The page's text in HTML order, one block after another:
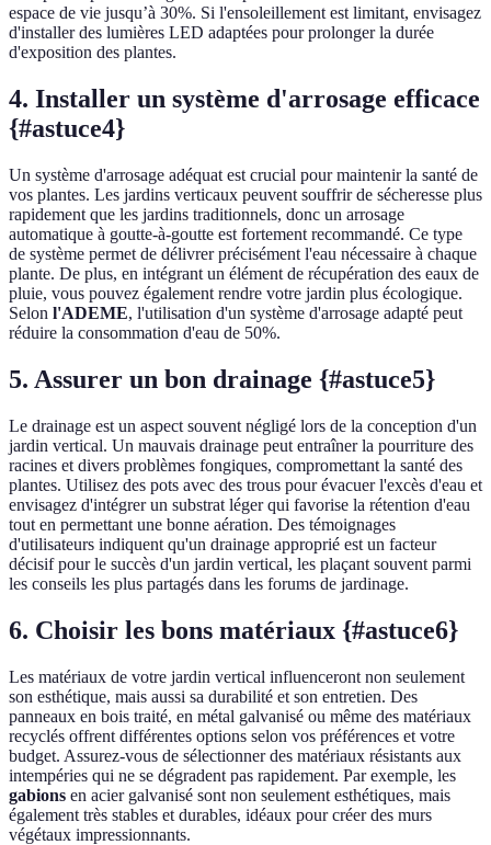
espace de vie jusqu’à 30%. Si l'ensoleillement est limitant, envisagez
d'installer des lumières LED adaptées pour prolonger la durée
d'exposition des plantes.
4. Installer un système d'arrosage efficace
{#astuce4}
Un système d'arrosage adéquat est crucial pour maintenir la santé de
vos plantes. Les jardins verticaux peuvent souffrir de sécheresse plus
rapidement que les jardins traditionnels, donc un arrosage
automatique à goutte-à-goutte est fortement recommandé. Ce type
de système permet de délivrer précisément l'eau nécessaire à chaque
plante. De plus, en intégrant un élément de récupération des eaux de
pluie, vous pouvez également rendre votre jardin plus écologique.
Selon l'ADEME, l'utilisation d'un système d'arrosage adapté peut
réduire la consommation d'eau de 50%.
5. Assurer un bon drainage {#astuce5}
Le drainage est un aspect souvent négligé lors de la conception d'un
jardin vertical. Un mauvais drainage peut entraîner la pourriture des
racines et divers problèmes fongiques, compromettant la santé des
plantes. Utilisez des pots avec des trous pour évacuer l'excès d'eau et
envisagez d'intégrer un substrat léger qui favorise la rétention d'eau
tout en permettant une bonne aération. Des témoignages
d'utilisateurs indiquent qu'un drainage approprié est un facteur
décisif pour le succès d'un jardin vertical, les plaçant souvent parmi
les conseils les plus partagés dans les forums de jardinage.
6. Choisir les bons matériaux {#astuce6}
Les matériaux de votre jardin vertical influenceront non seulement
son esthétique, mais aussi sa durabilité et son entretien. Des
panneaux en bois traité, en métal galvanisé ou même des matériaux
recyclés offrent différentes options selon vos préférences et votre
budget. Assurez-vous de sélectionner des matériaux résistants aux
intempéries qui ne se dégradent pas rapidement. Par exemple, les
gabions en acier galvanisé sont non seulement esthétiques, mais
également très stables et durables, idéaux pour créer des murs
végétaux impressionnants.